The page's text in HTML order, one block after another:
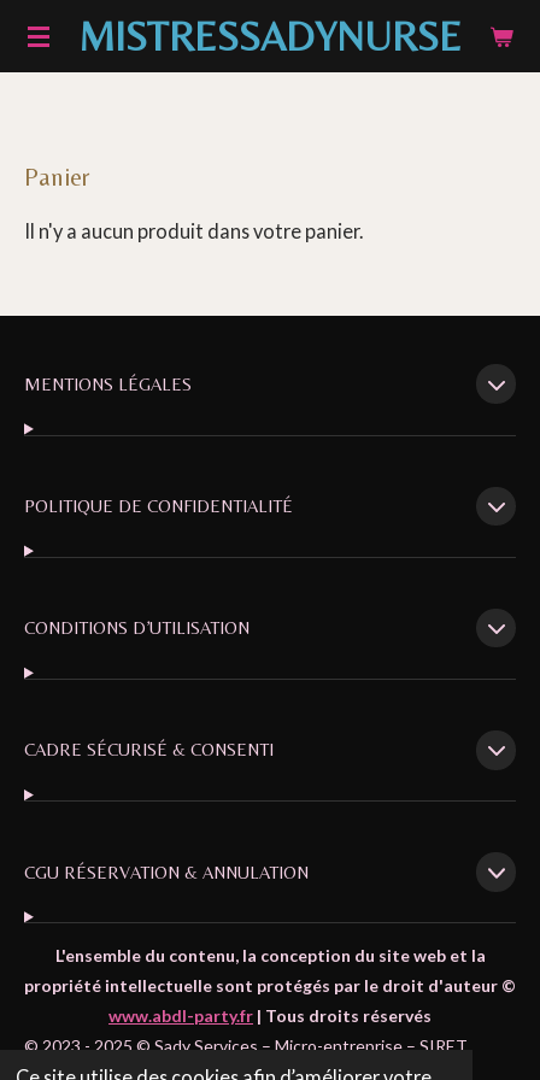
Passer
MISTRESSADYNURSE
Panier
Il n'y a aucun produit dans votre panier.
MENTIONS LÉGALES
POLITIQUE DE CONFIDENTIALITÉ
CONDITIONS D’UTILISATION
CADRE SÉCURISÉ & CONSENTI
CGU RÉSERVATION & ANNULATION
L'ensemble du contenu, la conception du site web et la
propriété intellectuelle sont protégés par le droit d'auteur ©
www.abdl-party.fr | Tous droits réservés
© 2023 - 2025 © Sady Services – Micro-entreprise – SIRET